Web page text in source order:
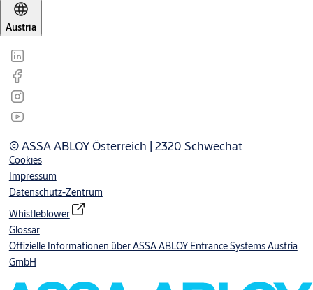
Austria
© ASSA ABLOY Österreich | 2320 Schwechat
Cookies
Impressum
Datenschutz-Zentrum
Whistleblower
Glossar
Offizielle Informationen über ASSA ABLOY Entrance Systems Austria
GmbH